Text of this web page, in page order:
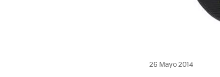
26 Mayo 2014